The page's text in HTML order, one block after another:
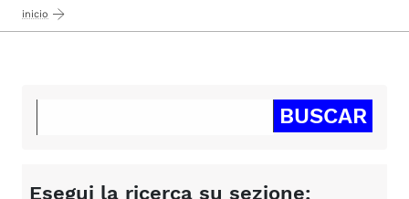
inicio
Esegui la ricerca su sezione: